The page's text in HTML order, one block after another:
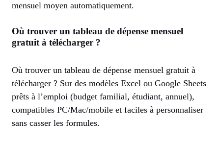
mensuel moyen automatiquement.
Où trouver un tableau de dépense mensuel
gratuit à télécharger ?
Où trouver un tableau de dépense mensuel gratuit à
télécharger ? Sur des modèles Excel ou Google Sheets
prêts à l’emploi (budget familial, étudiant, annuel),
compatibles PC/Mac/mobile et faciles à personnaliser
sans casser les formules.